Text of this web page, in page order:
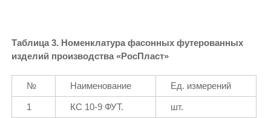
Таблица 3. Номенклатура фасонных футерованных
изделий производства «РосПласт»
№ Наименование Ед. измерений
1 КС 10-9 ФУТ. шт.